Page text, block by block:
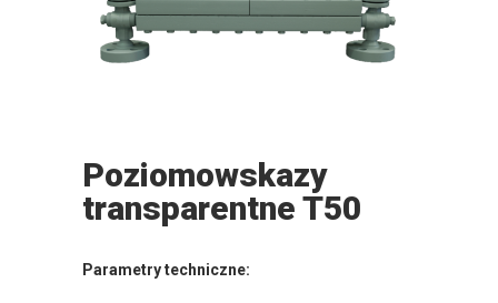
Poziomowskazy
transparentne T50
Parametry techniczne: